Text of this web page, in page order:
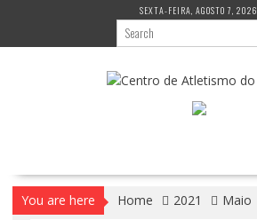
content
SEXTA-FEIRA, AGOSTO 7, 2026
You are here Home 2021 Maio